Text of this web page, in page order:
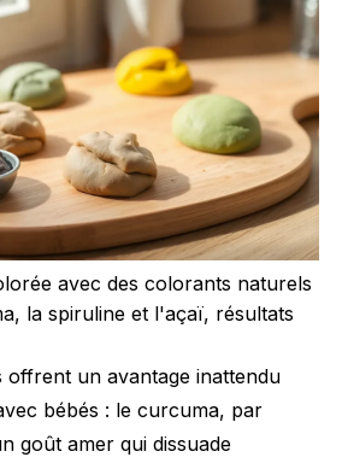
avec des colorants naturels
la spiruline et l'açaï, résultats
offrent un avantage inattendu
bébés : le curcuma, par
goût amer qui dissuade